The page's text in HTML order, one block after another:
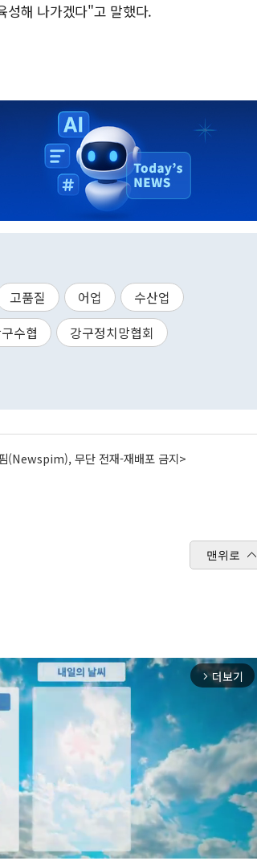
성해 나가겠다"고 말했다.
고품질 어업
수산업
수협
강구정치망협회
(Newspim), 무단 전재-재배포 금지>
맨위로
arrow_forward_ios 더보기